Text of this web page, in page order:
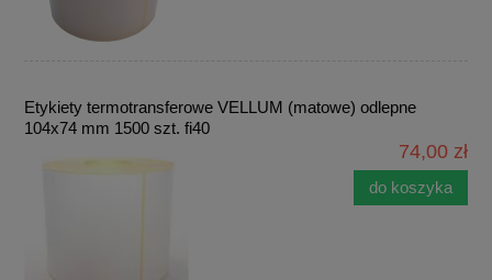
Etykiety termotransferowe VELLUM (matowe) odlepne
104x74 mm 1500 szt. fi40
74,00 zł
do koszyka